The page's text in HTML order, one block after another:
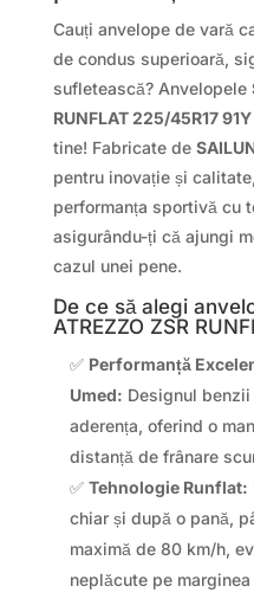
Cauți anvelope de vară
de condus superioară,
sufletească? Anvelopele
RUNFLAT 225/45R17 91Y
tine! Fabricate de
pentru inovație și
performanța sportivă cu
asigurându-ți că ajungi
cazul unei pene.
De ce să alegi
ATREZZO ZSR
✅ Performanță
Umed: Designul
aderența, oferind o
distanță de frânare
✅ Tehnologie Runflat:
chiar și după o pană,
maximă de 80 km/h,
neplăcute pe